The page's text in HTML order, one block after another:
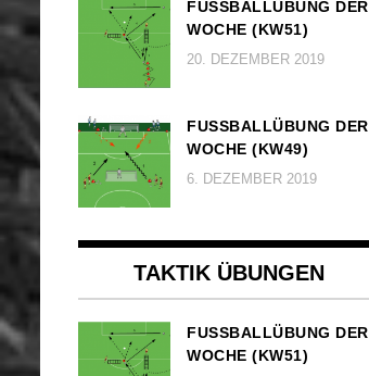
FUSSBALLÜBUNG DER W
OCHE (KW51)
20. DEZEMBER 2019
FUSSBALLÜBUNG DER W
OCHE (KW49)
6. DEZEMBER 2019
TAKTIK ÜBUNGEN
FUSSBALLÜBUNG DER W
OCHE (KW51)